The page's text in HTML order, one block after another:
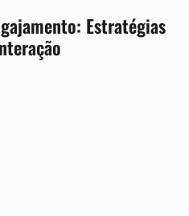
Estratégias